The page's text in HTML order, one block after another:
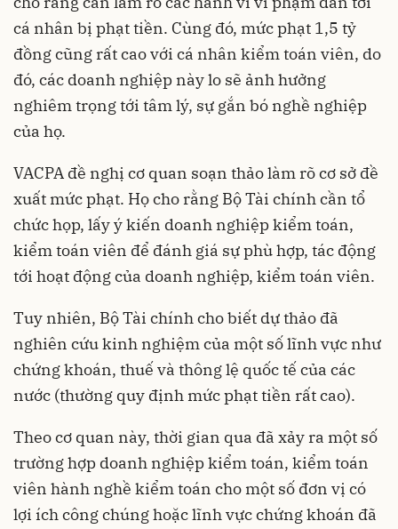
cá nhân bị phạt tiền. Cùng đó, mức phạt 1,5 tỷ
đồng cũng rất cao với cá nhân kiểm toán viên, do
đó, các doanh nghiệp này lo sẽ ảnh hưởng
nghiêm trọng tới tâm lý, sự gắn bó nghề nghiệp
của họ.
VACPA đề nghị cơ quan soạn thảo làm rõ cơ sở đề
xuất mức phạt. Họ cho rằng Bộ Tài chính cần tổ
chức họp, lấy ý kiến doanh nghiệp kiểm toán,
kiểm toán viên để đánh giá sự phù hợp, tác động
tới hoạt động của doanh nghiệp, kiểm toán viên.
Tuy nhiên, Bộ Tài chính cho biết dự thảo đã
nghiên cứu kinh nghiệm của một số lĩnh vực như
chứng khoán, thuế và thông lệ quốc tế của các
nước (thường quy định mức phạt tiền rất cao).
Theo cơ quan này, thời gian qua đã xảy ra một số
trường hợp doanh nghiệp kiểm toán, kiểm toán
viên hành nghề kiểm toán cho một số đơn vị có
lợi ích công chúng hoặc lĩnh vực chứng khoán đã